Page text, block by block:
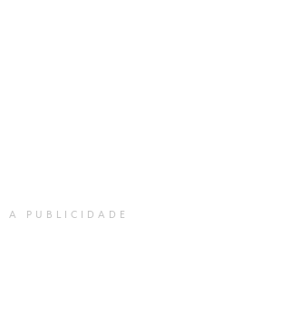
A PUBLICIDADE